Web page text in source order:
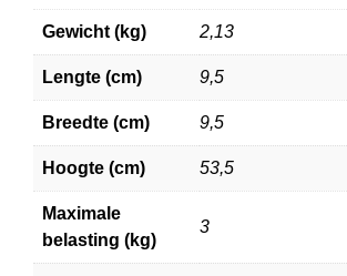
Gewicht (kg) 2,13
Lengte (cm) 9,5
Breedte (cm) 9,5
Hoogte (cm) 53,5
Maximale
belasting (kg)
3